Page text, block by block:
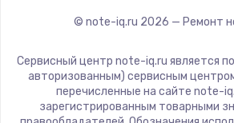
ZTE
Hiper
© note-iq.ru 2026 — Ремонт
Сервисный центр note-iq.ru является
авторизованным) сервисным
перечисленные на сайте note-
зарегистрированным товарными